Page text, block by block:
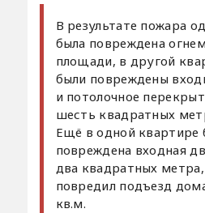
В результате пожара
была повреждена
площади, в другой
были повреждены
и потолочное
шесть квадратных
Ещё в одной квартире
повреждена входная
два квадратных
повредил подъезд
кв.м.